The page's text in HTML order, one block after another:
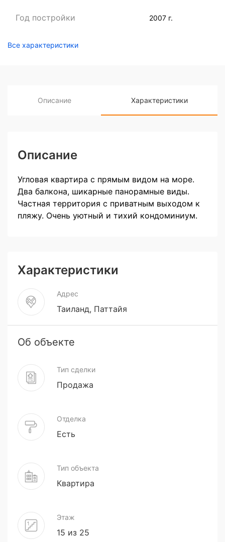
Год постройки 2007 г.
Все характеристики
Описание Характеристики
Описание
Угловая квартира с прямым видом на море.
Два балкона, шикарные панорамные виды.
Частная территория с приватным выходом к
пляжу. Очень уютный и тихий кондоминиум.
Характеристики
Адрес
Таиланд, Паттайя
Об объекте
Тип сделки
Продажа
Отделка
Есть
Тип объекта
Квартира
Этаж
15 из 25